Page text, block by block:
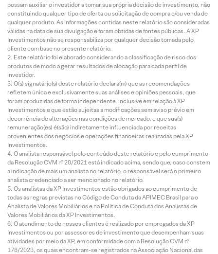
possam auxiliar o investidor a tomar sua própria decisão de investimento, não
constituindo qualquer tipo de oferta ou solicitação de compra e/ou venda de
qualquer produto. As informações contidas neste relatório são consideradas
válidas na data de sua divulgação e foram obtidas de fontes públicas. A XP
Investimentos não se responsabiliza por qualquer decisão tomada pelo
cliente com base no presente relatório.
Este relatório foi elaborado considerando a classificação de risco dos
produtos de modo a gerar resultados de alocação para cada perfil de
investidor.
O(s) signatário(s) deste relatório declara(m) que as recomendações
refletem única e exclusivamente suas análises e opiniões pessoais, que
foram produzidas de forma independente, inclusive em relação à XP
Investimentos e que estão sujeitas a modificações sem aviso prévio em
decorrência de alterações nas condições de mercado, e que sua(s)
remuneração(es) é(são) indiretamente influenciada por receitas
provenientes dos negócios e operações financeiras realizadas pela XP
Investimentos.
O analista responsável pelo conteúdo deste relatório e pelo cumprimento
da Resolução CVM nº 20/2021 está indicado acima, sendo que, caso constem
a indicação de mais um analista no relatório, o responsável será o primeiro
analista credenciado a ser mencionado no relatório.
Os analistas da XP Investimentos estão obrigados ao cumprimento de
todas as regras previstas no Código de Conduta da APIMEC Brasil para o
Analista de Valores Mobiliários e na Política de Conduta dos Analistas de
Valores Mobiliários da XP Investimentos.
O atendimento de nossos clientes é realizado por empregados da XP
Investimentos ou por assessores de investimento que desempenham suas
atividades por meio da XP, em conformidade com a Resolução CVM nº
178/2023, os quais encontram-se registrados na Associação Nacional das